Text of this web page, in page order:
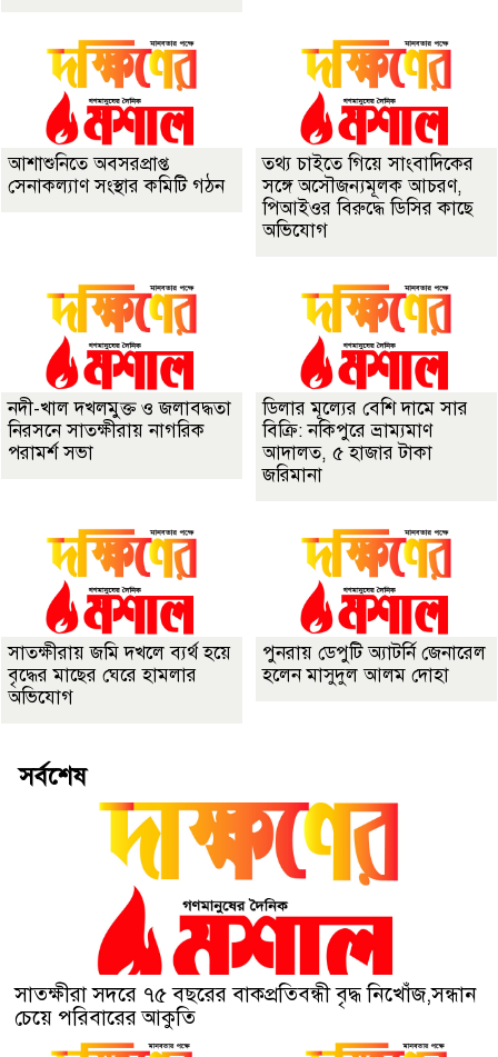
আশাশুনিতে অবসরপ্রাপ্ত
সেনাকল্যাণ সংস্থার কমিটি গঠন
তথ্য চাইতে গিয়ে সাংবাদিকের
সঙ্গে অসৌজন্যমূলক আচরণ,
পিআইওর বিরুদ্ধে ডিসির কাছে
অভিযোগ
নদী-খাল দখলমুক্ত ও জলাবদ্ধতা
নিরসনে সাতক্ষীরায় নাগরিক
পরামর্শ সভা
ডিলার মূল্যের বেশি দামে সার
বিক্রি: নকিপুরে ভ্রাম্যমাণ
আদালত, ৫ হাজার টাকা
জরিমানা
সাতক্ষীরায় জমি দখলে ব্যর্থ হয়ে
বৃদ্ধের মাছের ঘেরে হামলার
অভিযোগ
পুনরায় ডেপুটি অ্যাটর্নি জেনারেল
হলেন মাসুদুল আলম দোহা
সর্বশেষ
সাতক্ষীরা সদরে ৭৫ বছরের বাকপ্রতিবন্ধী বৃদ্ধ নিখোঁজ,সন্ধান
চেয়ে পরিবারের আকুতি